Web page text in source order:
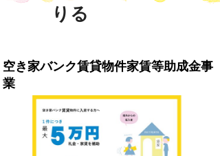
りる
空き家バンク賃貸物件家賃等助成金事
業